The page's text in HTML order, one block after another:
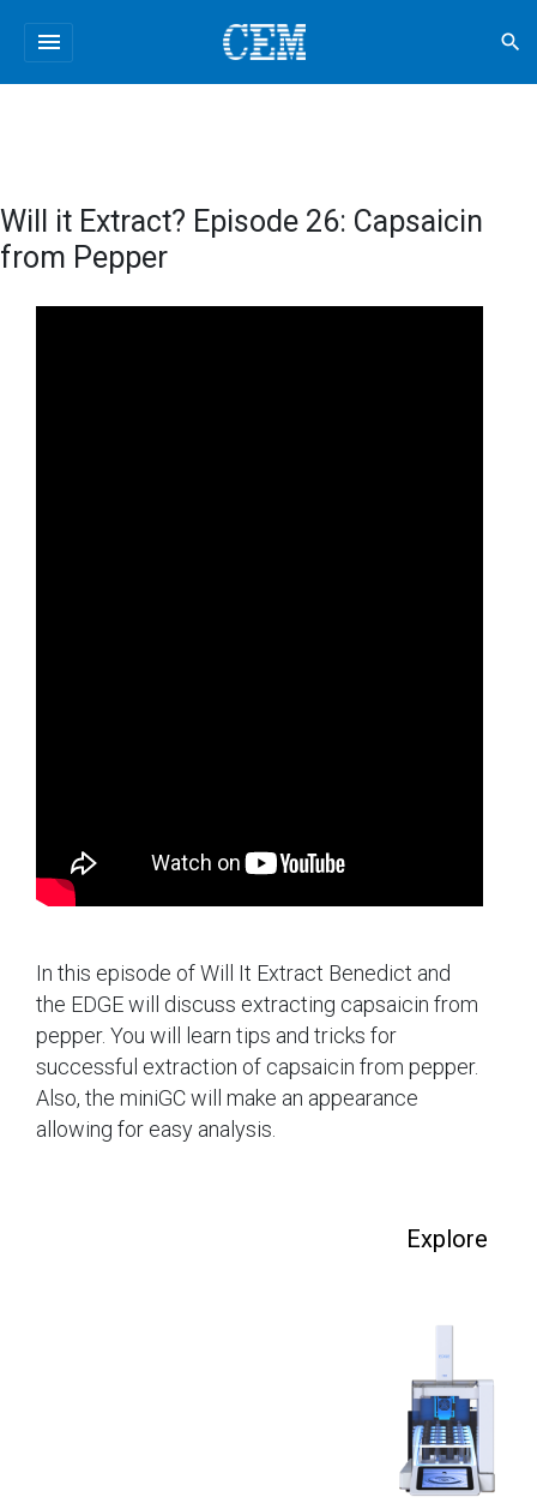
menu search
Will it Extract? Episode 26: Capsaicin
from Pepper
In this episode of Will It Extract Benedict and
the EDGE will discuss extracting capsaicin from
pepper. You will learn tips and tricks for
successful extraction of capsaicin from pepper.
Also, the miniGC will make an appearance
allowing for easy analysis.
Explore